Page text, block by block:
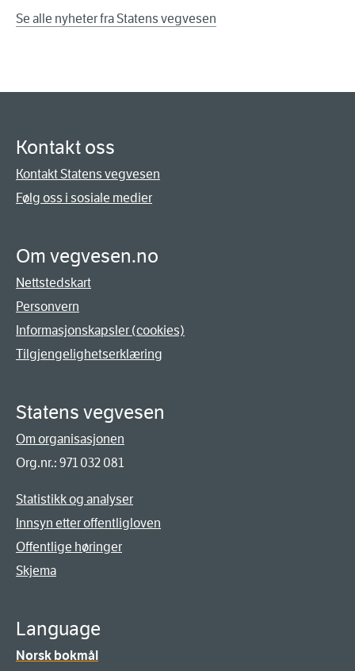
Se alle nyheter fra Statens vegvesen
Kontakt oss
Kontakt Statens vegvesen
Følg oss i sosiale medier
Om vegvesen.no
Nettstedskart
Personvern
Informasjonskapsler (cookies)
Tilgjengelighetserklæring
Statens vegvesen
Om organisasjonen
Org.nr.: 971 032 081
Statistikk og analyser
Innsyn etter offentligloven
Offentlige høringer
Skjema
Language
Norsk bokmål